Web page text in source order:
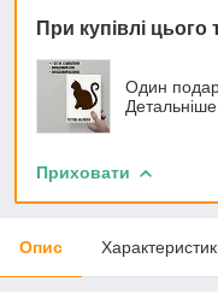
При купівлі
Один
Приховати
Опис